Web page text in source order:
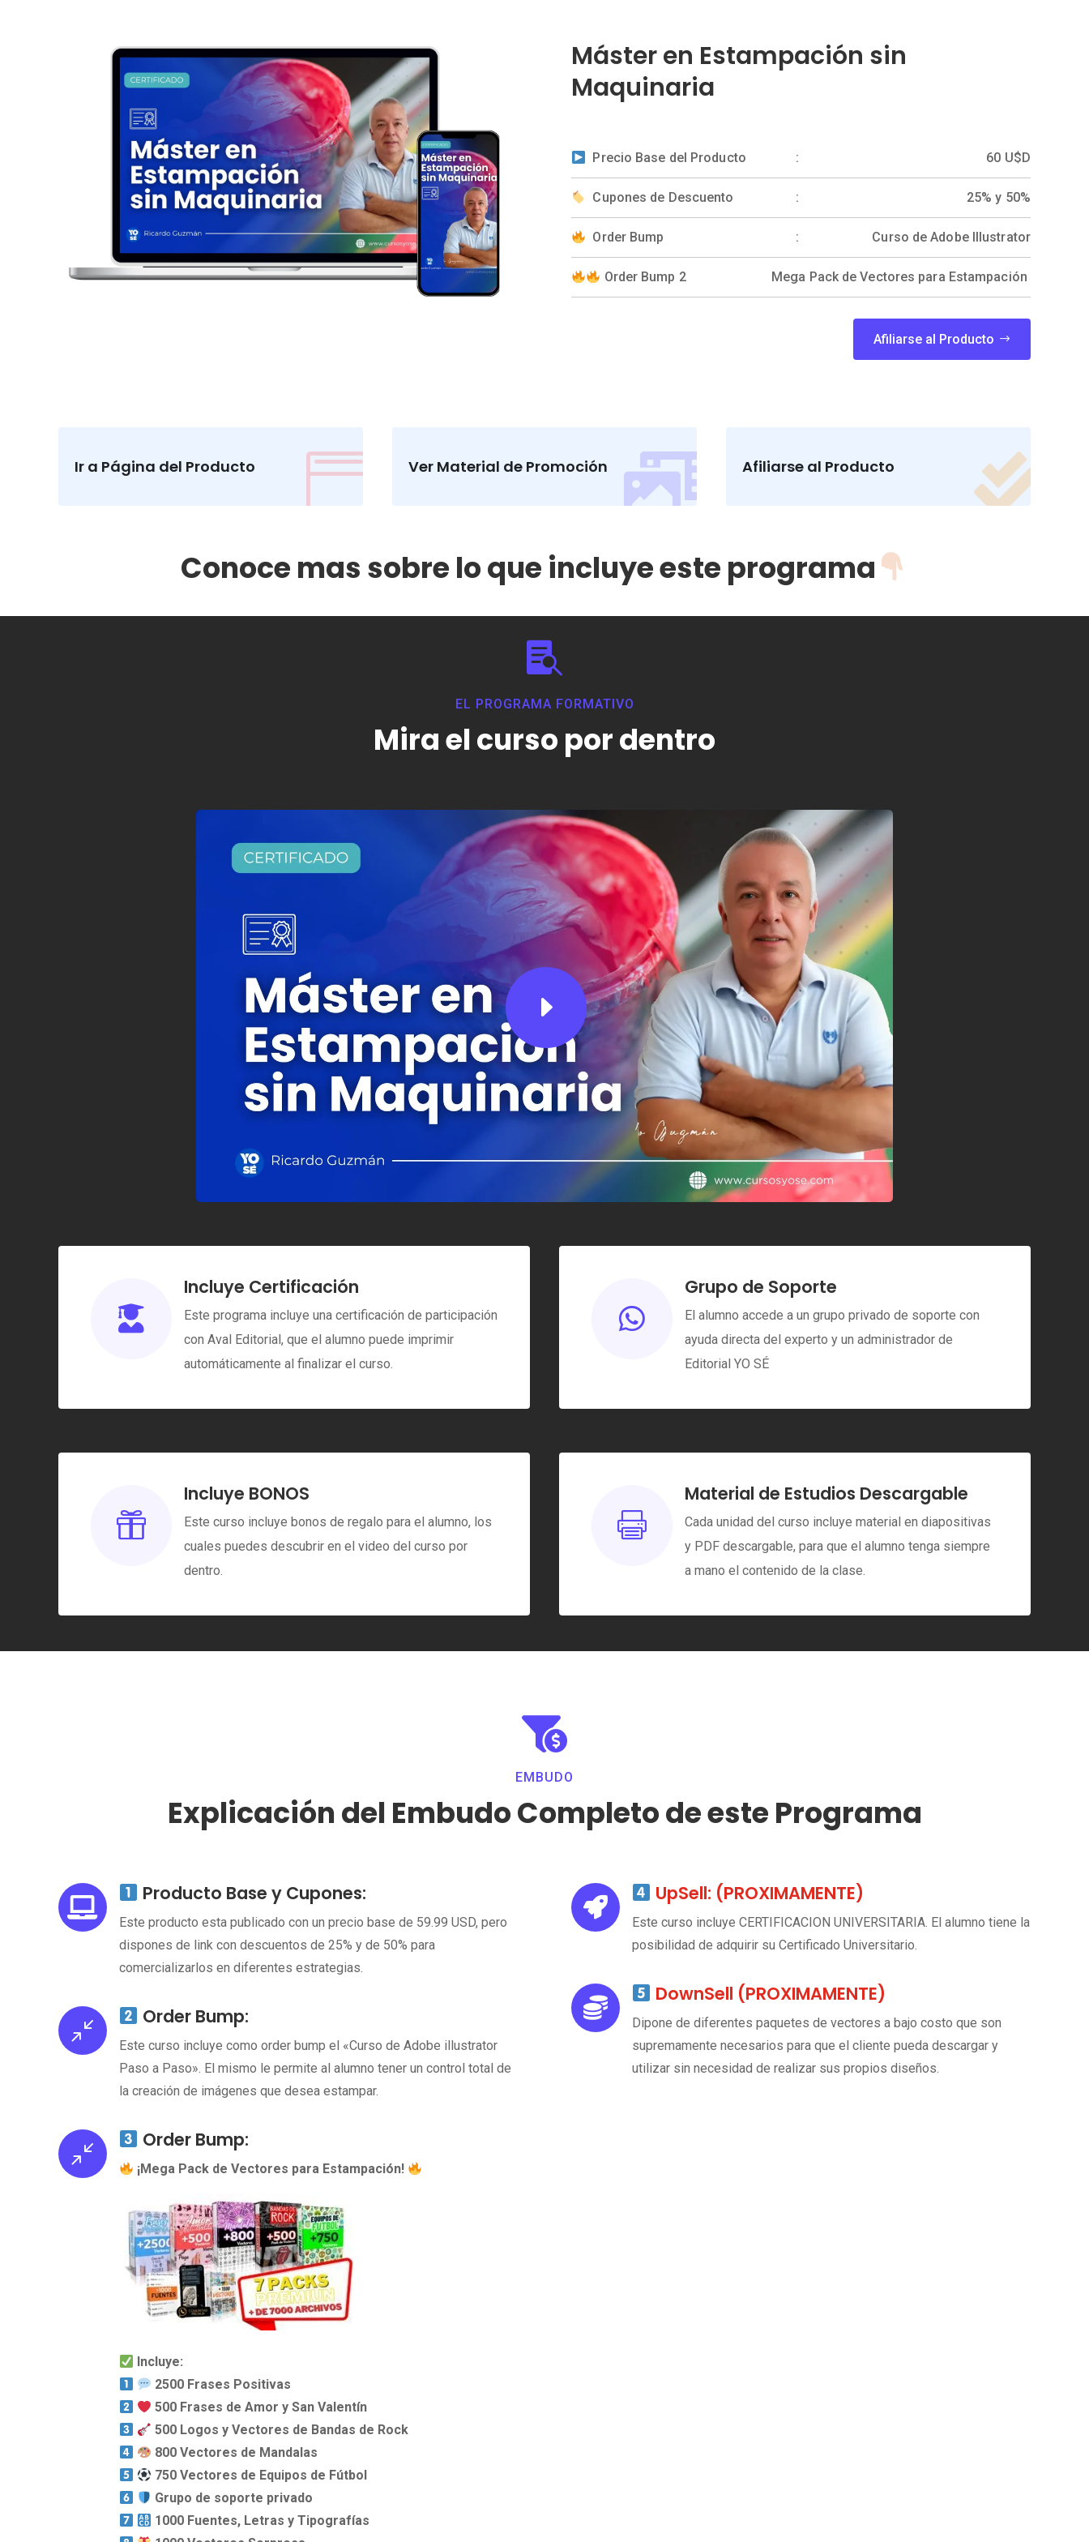
Máster en Estampación sin
Maquinaria
Precio Base del Producto 60 U$D
Cupones de Descuento 25% y 50%
Order Bump Curso de Adobe Illustrator
Order Bump 2 Mega Pack de Vectores para Estampación
Afiliarse al Producto

Ir a Página del Producto 
Ver Material de Promoción 
Afiliarse al Producto
Conoce mas sobre lo que incluye este programa

EL PROGRAMA FORMATIVO
Mira el curso por dentro

Incluye Certificación
Este programa incluye una certificación de participación
con Aval Editorial, que el alumno puede imprimir
automáticamente al finalizar el curso.

Grupo de Soporte
El alumno accede a un grupo privado de soporte con
ayuda directa del experto y un administrador de
Editorial YO SÉ

Incluye BONOS
Este curso incluye bonos de regalo para el alumno, los
cuales puedes descubrir en el video del curso por
dentro.

Material de Estudios Descargable
Cada unidad del curso incluye material en diapositivas
y PDF descargable, para que el alumno tenga siempre
a mano el contenido de la clase.

EMBUDO
Explicación del Embudo Completo de este Programa

Producto Base y Cupones:
Este producto esta publicado con un precio base de 59.99 USD, pero
dispones de link con descuentos de 25% y de 50% para
comercializarlos en diferentes estrategias.
/
Order Bump:
Este curso incluye como order bump el «Curso de Adobe illustrator
Paso a Paso». El mismo le permite al alumno tener un control total de
la creación de imágenes que desea estampar.
/
Order Bump:
¡Mega Pack de Vectores para Estampación!
Incluye:
2500 Frases Positivas
500 Frases de Amor y San Valentín
500 Logos y Vectores de Bandas de Rock
800 Vectores de Mandalas
750 Vectores de Equipos de Fútbol
Grupo de soporte privado
1000 Fuentes, Letras y Tipografías

UpSell: (PROXIMAMENTE)
Este curso incluye CERTIFICACION UNIVERSITARIA. El alumno tiene la
posibilidad de adquirir su Certificado Universitario.

DownSell (PROXIMAMENTE)
Dipone de diferentes paquetes de vectores a bajo costo que son
supremamente necesarios para que el cliente pueda descargar y
utilizar sin necesidad de realizar sus propios diseños.